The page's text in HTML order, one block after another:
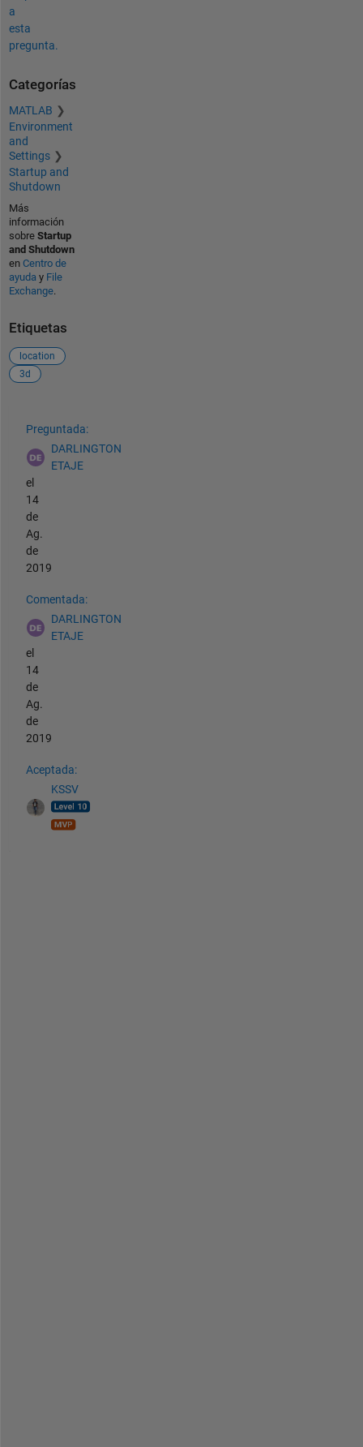
a
esta
pregunta.
Categorías
MATLAB
Environment
and
Settings
Startup and
Shutdown
Más
información
sobre Startup
and Shutdown
en Centro de
ayuday File
Exchange.
Etiquetas
location
3d
Preguntada:
DARLINGTON
ETAJE
el
14
de
Ag.
de
2019
Comentada:
DARLINGTON
ETAJE
el
14
de
Ag.
de
2019
Aceptada:
KSSV